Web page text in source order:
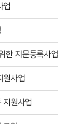
업
한 지문등록사업
원사업
원사업